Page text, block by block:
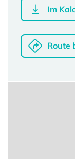
Im
Route